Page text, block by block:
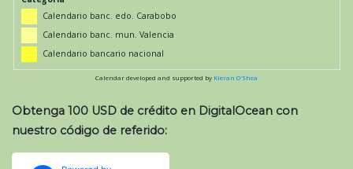
Calendario banc. edo. Carabobo
Calendario banc. mun. Valencia
Calendario bancario nacional
Calendar developed and supported by Kieran O'Shea
Obtenga 100 USD de crédito en DigitalOcean con
nuestro código de referido: